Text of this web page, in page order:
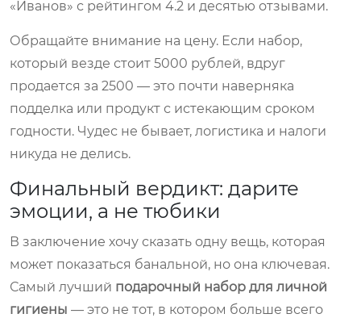
«Иванов» с рейтингом 4.2 и десятью отзывами.
Обращайте внимание на цену. Если набор,
который везде стоит 5000 рублей, вдруг
продается за 2500 — это почти наверняка
подделка или продукт с истекающим сроком
годности. Чудес не бывает, логистика и налоги
никуда не делись.
Финальный вердикт: дарите
эмоции, а не тюбики
В заключение хочу сказать одну вещь, которая
может показаться банальной, но она ключевая.
Самый лучший подарочный набор для личной
гигиены — это не тот, в котором больше всего